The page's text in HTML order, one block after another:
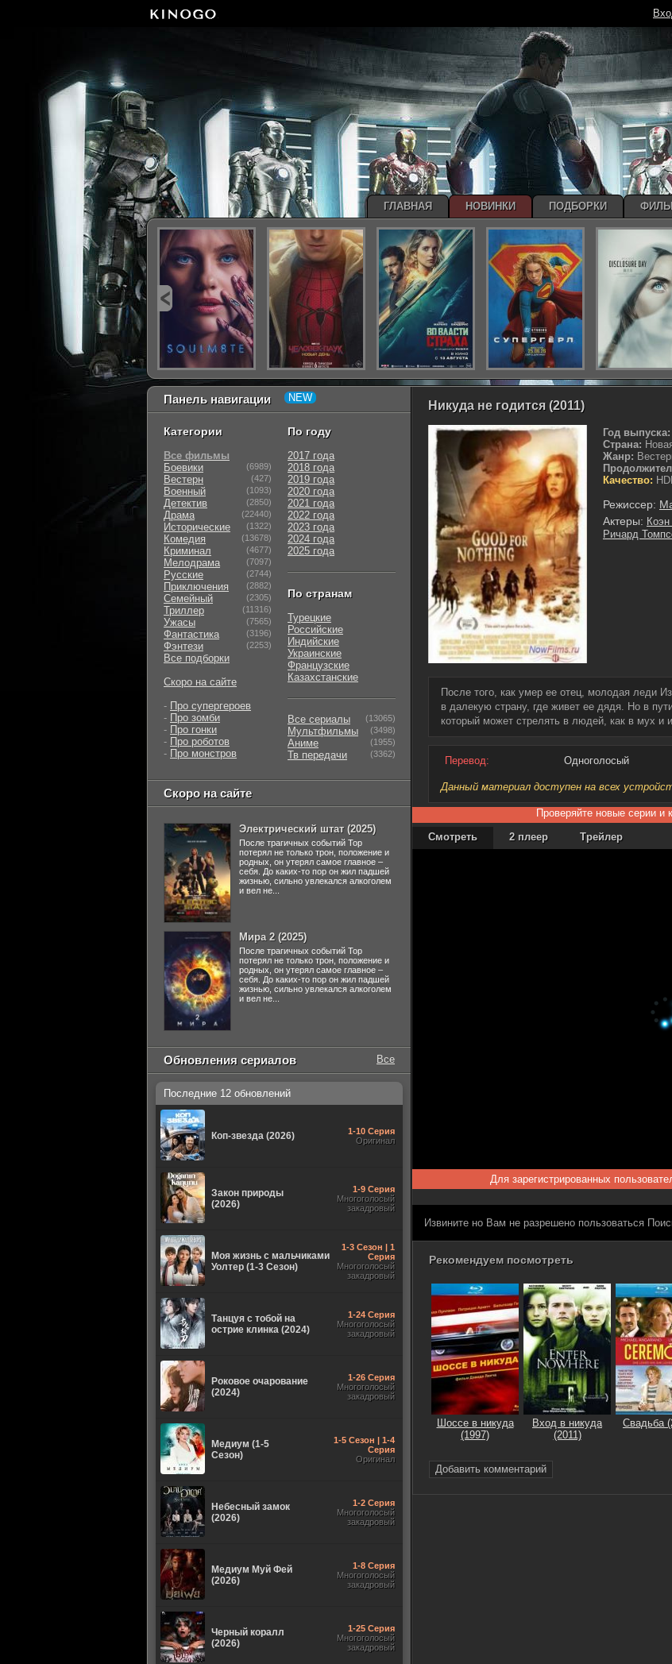
Никуда не годится (2011)
Год выпуска:
Страна:
Жанр:
Качество:
Режиссер:
Актеры:
Ричард
После того, как умер ее отец, молодая леди
в далекую страну, где живет ее дядя. Но в
который может стрелять в людей, как в мух и
Перевод: Одноголосый
Данный материал доступен на всех
Проверяйте новые серии и
Смотреть
2 плеер Трейлер
Для зарегистрированных
Извините но Вам не разрешено пользоваться
Рекомендуем посмотреть
Шоссе в никуда
(1997)
Вход в никуда
(2011)
Свадьба
Добавить комментарий
Панель навигации
Категории
Все фильмы
Боевики
(6989)
Вестерн (427)
Военный (1093)
Детектив (2850)
Драма (22440)
Исторические (1322)
Комедия (13678)
Криминал (4677)
Мелодрама (7097)
Русские (2744)
Приключения (2882)
Семейный (2305)
Триллер (11316)
Ужасы (7565)
Фантастика (3196)
Фэнтези (2253)
Все подборки
Скоро на сайте
- Про супергероев
- Про зомби
- Про гонки
- Про роботов
- Про монстров
По году
2017 года
2018 года
2019 года
2020 года
2021 года
2022 года
2023 года
2024 года
2025 года
По странам
Турецкие
Российские
Индийские
Украинские
Французские
Казахстанские
Все сериалы (13065)
Мультфильмы (3498)
Аниме (1955)
Тв передачи (3362)
Скоро на сайте
Электрический штат (2025)
После трагичных событий Тор
потерял не только трон, положение и
родных, он утерял самое главное –
себя. До каких-то пор он жил падшей
жизнью, сильно увлекался алкоголем
и вел не...
Мира 2 (2025)
После трагичных событий Тор
потерял не только трон, положение и
родных, он утерял самое главное –
себя. До каких-то пор он жил падшей
жизнью, сильно увлекался алкоголем
и вел не...
Обновления сериалов Все
Последние 12 обновлений
Коп-звезда (2026)
1-10 Серия
Оригинал
Закон природы
(2026)
1-9 Серия
Многоголосый
закадровый
Моя жизнь с мальчиками
Уолтер (1-3 Сезон)
1-3 Сезон | 1
Серия
Многоголосый
закадровый
Танцуя с тобой на
острие клинка (2024)
1-24 Серия
Многоголосый
закадровый
Роковое очарование
(2024)
1-26 Серия
Многоголосый
закадровый
Медиум (1-5
Сезон)
1-5 Сезон | 1-4
Серия
Оригинал
Небесный замок
(2026)
1-2 Серия
Многоголосый
закадровый
Медиум Муй Фей
(2026)
1-8 Серия
Многоголосый
закадровый
Черный коралл
(2026)
1-25 Серия
Многоголосый
закадровый
ГЛАВНАЯ НОВИНКИ ПОДБОРКИ